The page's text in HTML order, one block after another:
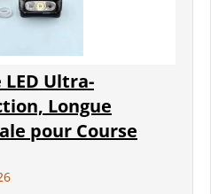
Ultra-
Longue
pour Course